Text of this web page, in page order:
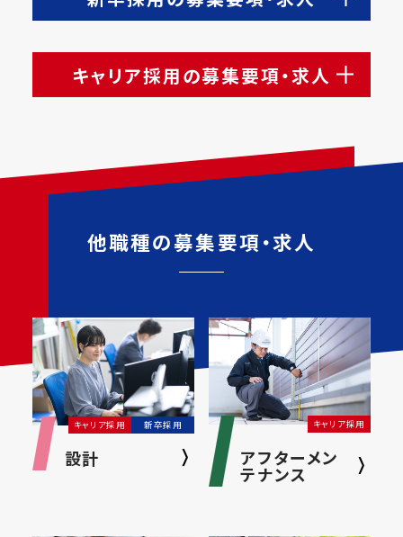
キャリア採用の募集要項・求人
他職種の募集要項・求人
キャリア採用 新卒採用
設計
キャリア採用
アフターメン
テナンス